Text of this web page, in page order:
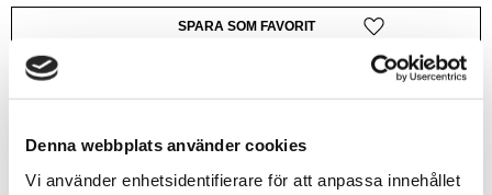
Denna webbplats använder cookies
Vi använder enhetsidentifierare för att anpassa innehållet
Lägg till i favoriter
1 Betyg